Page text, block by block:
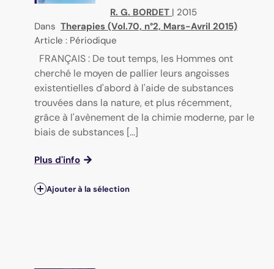
R. G. BORDET | 2015
Dans Therapies (Vol.70, n°2, Mars-Avril 2015)
Article : Périodique
FRANÇAIS : De tout temps, les Hommes ont
cherché le moyen de pallier leurs angoisses
existentielles d'abord à l'aide de substances
trouvées dans la nature, et plus récemment,
grâce à l'avènement de la chimie moderne, par le
biais de substances [...]
Plus d'info
Ajouter à la sélection